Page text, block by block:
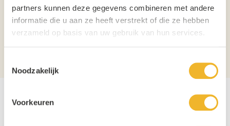
partners kunnen deze gegevens combineren met andere
informatie die u aan ze heeft verstrekt of die ze hebben
verzameld op basis van uw gebruik van hun services.
Noodzakelijk
Voorkeuren
Inhoud
Verpakking Fles